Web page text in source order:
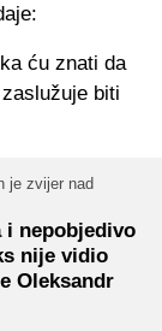
ću znati da
biti
je zvijer nad
i nepobjedivo
nije vidio
Oleksandr